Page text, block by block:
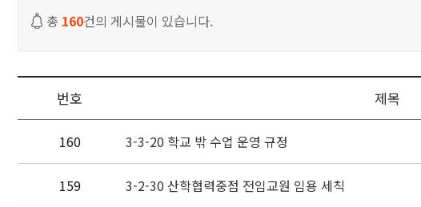
총 160건의 게시물이 있습니다.
번호 제목
160 3-3-20 학교 밖 수업 운영 규정
159 3-2-30 산학협력중점 전임교원 임용 세칙